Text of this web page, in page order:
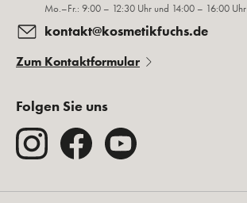
Mo.–Fr.: 9:00 – 12:30 Uhr und 14:00 – 16:00 Uhr
kontakt@kosmetikfuchs.de
Zum Kontaktformular
Folgen Sie uns